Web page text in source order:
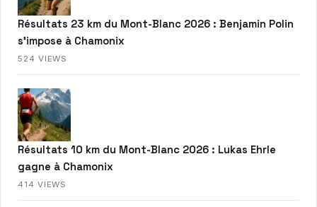
Résultats 23 km du Mont-Blanc 2026 : Benjamin Polin
s’impose à Chamonix
524 VIEWS
Résultats 10 km du Mont-Blanc 2026 : Lukas Ehrle
gagne à Chamonix
414 VIEWS